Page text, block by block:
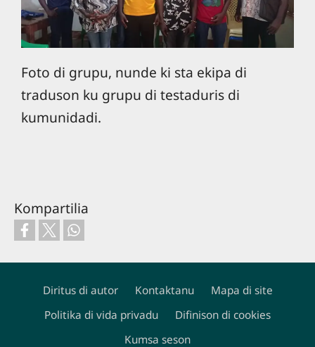
Foto di grupu, nunde ki sta ekipa di
traduson ku grupu di testaduris di
kumunidadi.
Kompartilia
Footer
Diritus di autor Kontaktanu
Mapa di site
Politika di vida privadu
Difinison di cookies
Kumsa seson